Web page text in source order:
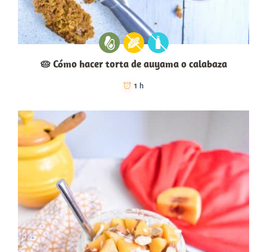
🥧 Cómo hacer torta de auyama o calabaza
1 h